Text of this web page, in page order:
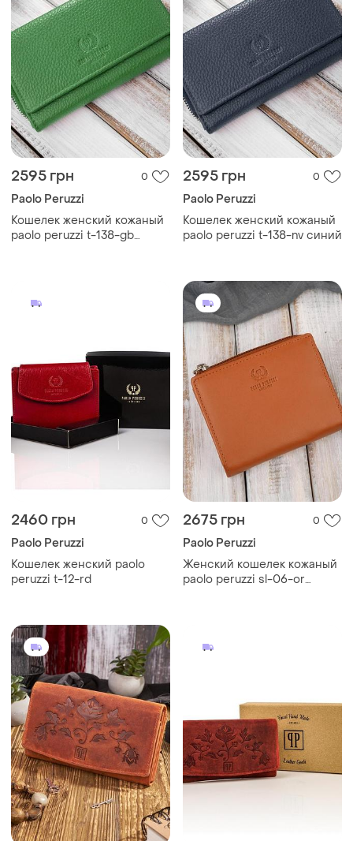
2595 грн 0
Paolo Peruzzi
Кошелек женский кожаный
paolo peruzzi t-138-gb
2595 грн 0
Paolo Peruzzi
Кошелек женский кожаный
paolo peruzzi t-138-nv синий
2460 грн 0
Paolo Peruzzi
Кошелек женский paolo
peruzzi t-12-rd
2675 грн 0
Paolo Peruzzi
Женский кошелек кожаный
paolo peruzzi sl-06-or